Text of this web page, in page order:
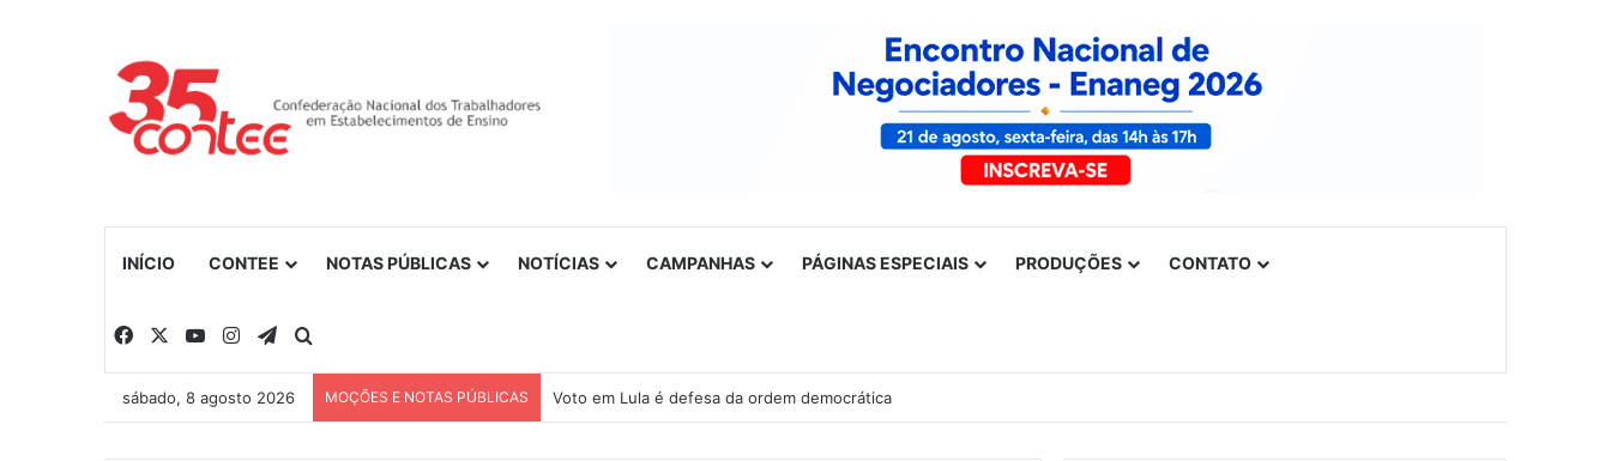
INÍCIO CONTEE NOTAS PÚBLICAS NOTÍCIAS CAMPANHAS PÁGINAS ESPECIAIS PRODUÇÕES CONTATO
Facebook YouTubeInstagramTelegram
sábado, 8 agosto 2026 MOÇÕES E NOTAS PÚBLICAS Voto em Lula é defesa da ordem democrática